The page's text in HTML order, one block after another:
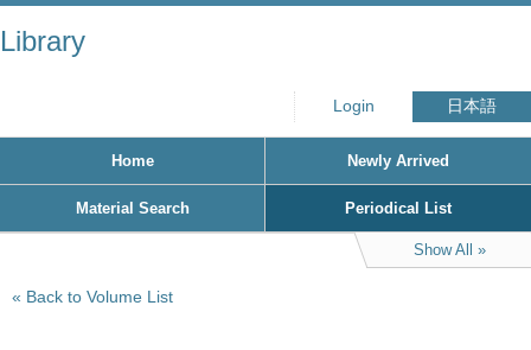
Library
Login 日本語
Home Newly Arrived
Material Search Periodical List
Show All
Back to Volume List